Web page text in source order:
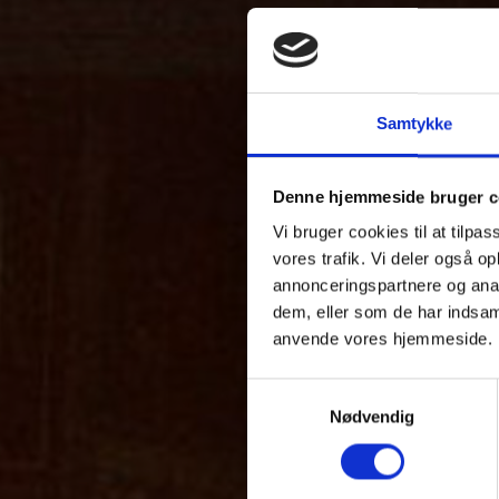
Samtykke
Denne hjemmeside bruger
Vi bruger cookies til at
vores trafik. Vi deler også
annonceringspartnere og
dem, eller som de har
anvende vores hjemmeside.
Nødvendig